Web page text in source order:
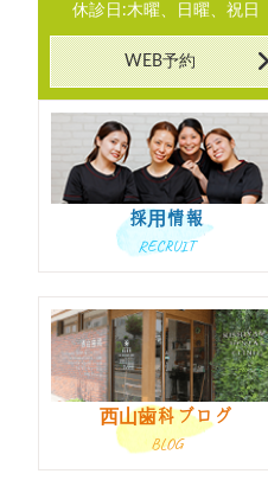
休診日:木曜、日曜、祝日
WEB予約
採用情報
RECRUIT
西山歯科ブログ
BLOG